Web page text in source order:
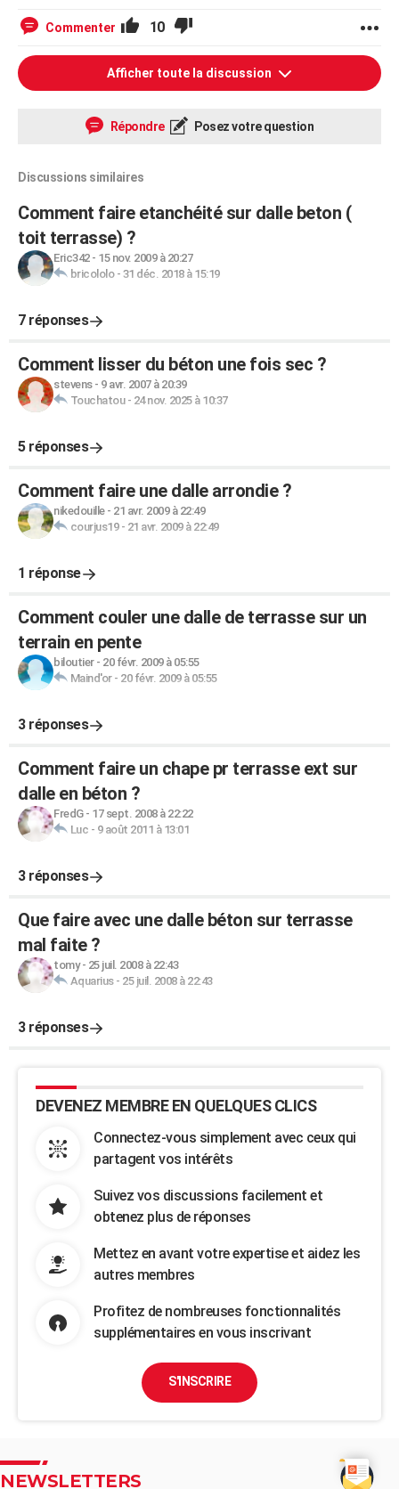
Commenter 10
Afficher toute la discussion
Répondre Posez votre question
Discussions similaires
Comment faire etanchéité sur dalle beton (
toit terrasse) ?
Eric342- 15 nov. 2009 à 20:27
bricololo- 31 déc. 2018 à 15:19
7 réponses
Comment lisser du béton une fois sec ?
stevens- 9 avr. 2007 à 20:39
Touchatou- 24 nov. 2025 à 10:37
5 réponses
Comment faire une dalle arrondie ?
nikedouille- 21 avr. 2009 à 22:49
courjus19- 21 avr. 2009 à 22:49
1 réponse
Comment couler une dalle de terrasse sur un
terrain en pente
biloutier- 20 févr. 2009 à 05:55
Maind'or- 20 févr. 2009 à 05:55
3 réponses
Comment faire un chape pr terrasse ext sur
dalle en béton ?
FredG- 17 sept. 2008 à 22:22
Luc - 9 août 2011 à 13:01
3 réponses
Que faire avec une dalle béton sur terrasse
mal faite ?
tomy- 25 juil. 2008 à 22:43
Aquarius- 25 juil. 2008 à 22:43
3 réponses
DEVENEZ MEMBRE EN QUELQUES CLICS
Connectez-vous simplement avec ceux qui
partagent vos intérêts
Suivez vos discussions facilement et
obtenez plus de réponses
Mettez en avant votre expertise et aidez les
autres membres
Profitez de nombreuses fonctionnalités
supplémentaires en vous inscrivant
S'INSCRIRE
NEWSLETTERS